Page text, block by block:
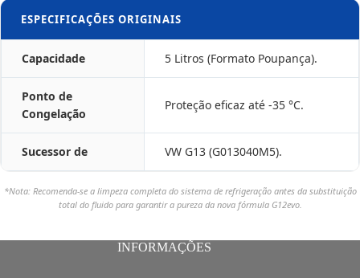
ESPECIFICAÇÕES ORIGINAIS
Capacidade 5 Litros (Formato Poupança).
Ponto de
Congelação
Proteção eficaz até -35 °C.
Sucessor de VW G13 (G013040M5).
*Nota: Recomenda-se a limpeza completa do sistema de refrigeração antes da substituição
total do fluido para garantir a pureza da nova fórmula G12evo.
INFORMAÇÕES